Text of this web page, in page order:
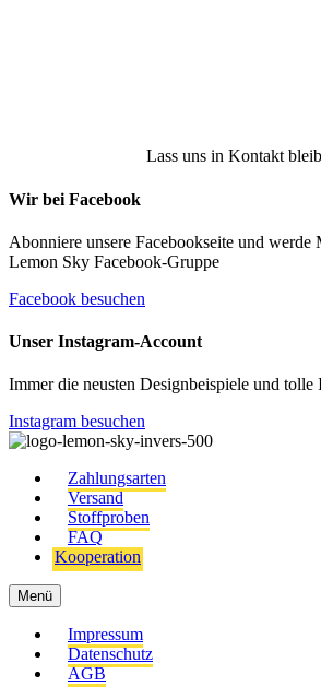
Lass uns in Kontakt
Wir bei Facebook
Abonniere unsere Facebookseite und werde
Lemon Sky Facebook-Gruppe
Facebook besuchen
Unser Instagram-Account
Immer die neusten Designbeispiele und tolle
Instagram besuchen
Zahlungsarten
Versand
Stoffproben
FAQ
Kooperation
Menü
Impressum
Datenschutz
AGB